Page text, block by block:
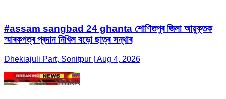
#assam sangbad 24 ghanta শোণিতপুৰ জিলা আয়ুক্তক
স্মাৰকপত্ৰ প্ৰদান নিখিল বড়ো ছাত্ৰ সন্থাৰ
Dhekiajuli Part, Sonitpur | Aug 4, 2026